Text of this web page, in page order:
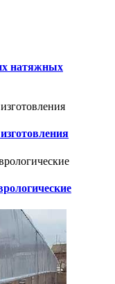
натяжных